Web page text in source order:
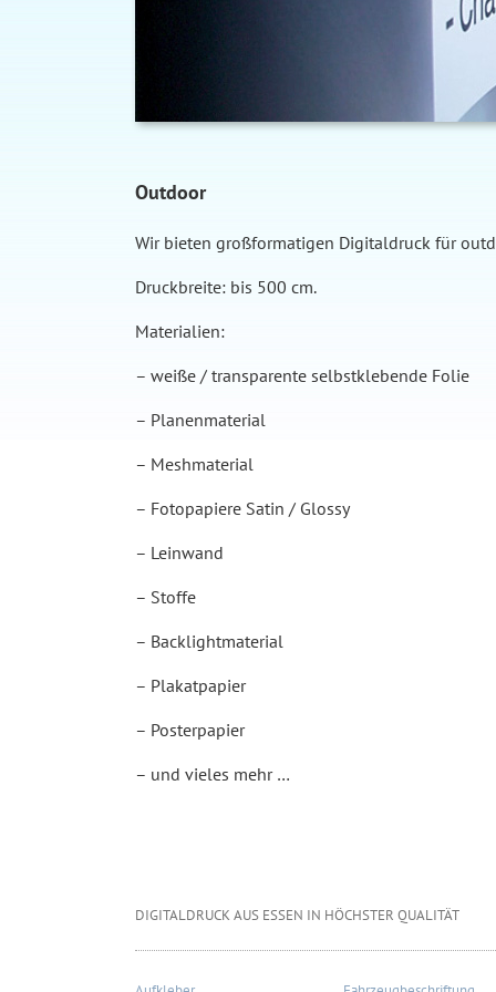
Outdoor
Wir bieten großformatigen Digitaldruck für
Druckbreite: bis 500 cm.
Materialien:
– weiße / transparente selbstklebende Folie
– Planenmaterial
– Meshmaterial
– Fotopapiere Satin / Glossy
– Leinwand
– Stoffe
– Backlightmaterial
– Plakatpapier
– Posterpapier
– und vieles mehr …
DIGITALDRUCK AUS ESSEN IN HÖCHSTER QUALITÄT